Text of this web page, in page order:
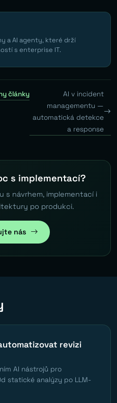
a AI agenty, které drží
s enterprise IT.
články
AI v incident
managementu —
automatická detekce
a response
s implementací?
s návrhem, implementací i
po produkci.
nás
revizi
AI nástrojů pro
statické analýzy po LLM-